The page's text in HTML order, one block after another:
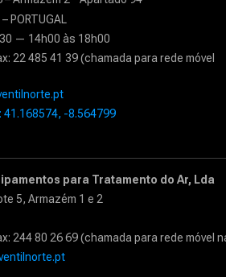
PORTUGAL
— 14h00 às 18h00
22 485 41 39 (chamada para rede móvel
41.168574, -8.564799
para Tratamento do Ar, Lda
5, Armazém 1 e 2
244 80 26 69 (chamada para rede móvel